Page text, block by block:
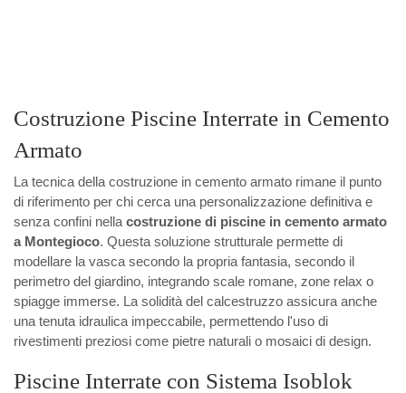
Costruzione Piscine Interrate in Cemento
Armato
La tecnica della costruzione in cemento armato rimane il punto
di riferimento per chi cerca una personalizzazione definitiva e
senza confini nellacostruzione di piscine in cemento armato
a Montegioco. Questa soluzione strutturale permette di
modellare la vasca secondo la propria fantasia, secondo il
perimetro del giardino, integrando scale romane, zone relax o
spiagge immerse. La solidità del calcestruzzo assicura anche
una tenuta idraulica impeccabile, permettendo l'uso di
rivestimenti preziosi come pietre naturali o mosaici di design.
Piscine Interrate con Sistema Isoblok